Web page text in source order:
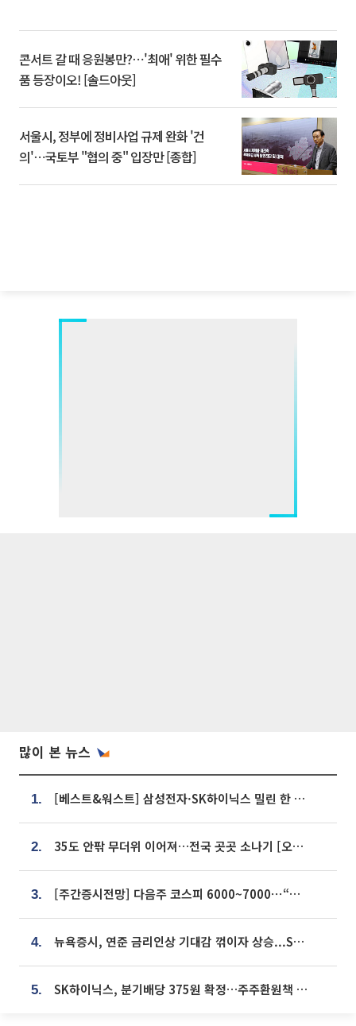
콘서트 갈 때 응원봉만?⋯'최애' 위한 필수
품 등장이오! [솔드아웃]
서울시, 정부에 정비사업 규제 완화 '건
의'⋯국토부 "협의 중" 입장만 [종합]
많이 본 뉴스
1. [베스트&워스트] 삼성전자·SK하이닉스 밀린 한 주…상상인증권은 85% 급등
2. 35도 안팎 무더위 이어져…전국 곳곳 소나기 [오늘 날씨]
3. [주간증시전망] 다음주 코스피 6000~7000⋯“外人 수급은 정책이 변수”
4. 뉴욕증시, 연준 금리인상 기대감 꺾이자 상승...S&P500 사상 최고치 [종합]
5. SK하이닉스, 분기배당 375원 확정…주주환원책 9월로 앞당겨 발표